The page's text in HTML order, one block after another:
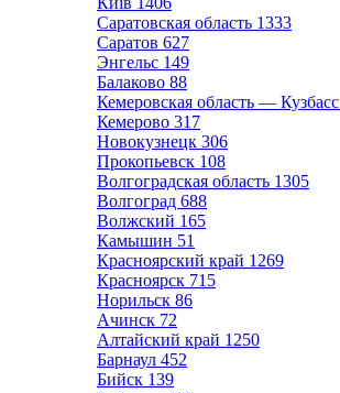
Саратовская область 1333
Саратов 627
Энгельс 149
Балаково 88
Кемеровская область — Кузбасс
Кемерово 317
Новокузнецк 306
Прокопьевск 108
Волгоградская область 1305
Волгоград 688
Волжский 165
Камышин 51
Красноярский край 1269
Красноярск 715
Норильск 86
Ачинск 72
Алтайский край 1250
Барнаул 452
Бийск 139